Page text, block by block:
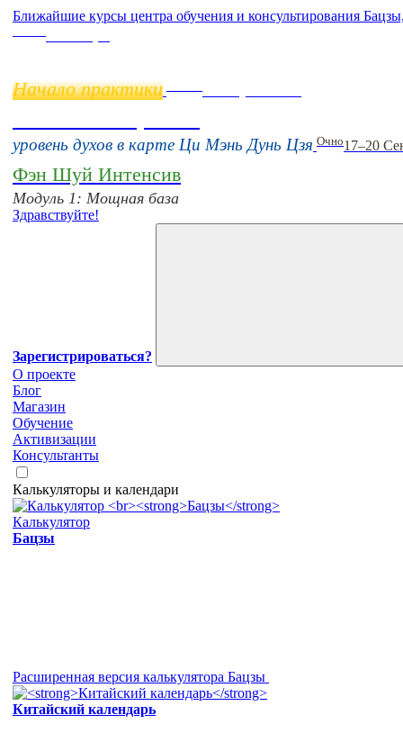
Ближайшие курсы центра обучения и консультирования
Начало практики
уровень духов в карте Ци Мэнь Дунь Цзя Очно17–20
Фэн Шуй Интенсив
Модуль 1: Мощная база
Здравствуйте!
Зарегистрироваться?
О проекте
Блог
Магазин
Обучение
Активизации
Консультанты
Калькуляторы и календари
Калькулятор
Бацзы
Расширенная версия калькулятора Бацзы
Китайский календарь